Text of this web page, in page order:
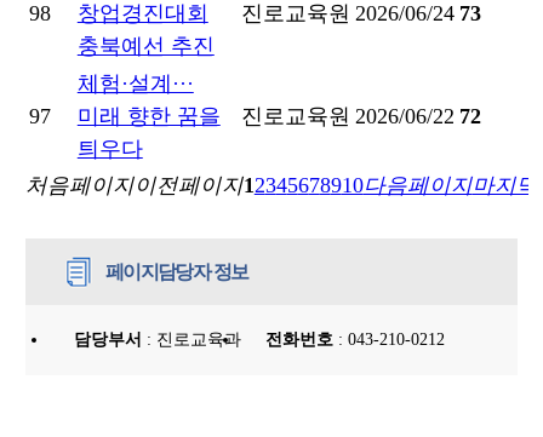
98
창업경진대회
충북예선 추진
진로교육원 2026/06/24 73
97
체험·설계···
미래 향한 꿈을
틔우다
진로교육원 2026/06/22 72
처음페이지이전페이지12345678910다음페이지마지
페이지담당자 정보
담당부서 : 진로교육과 전화번호: 043-210-0212